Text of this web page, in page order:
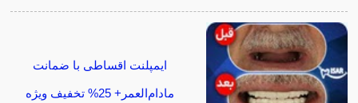
ایمپلنت اقساطی با ضمانت
مادام‌العمر+ 25% تخفیف ویژه